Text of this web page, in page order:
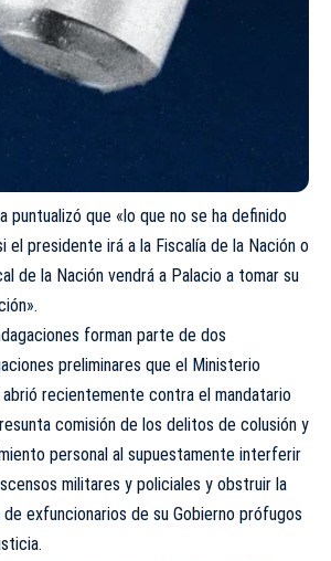
puntualizó que «lo que no se ha definido
el presidente irá a la Fiscalía de la Nación o
de la Nación vendrá a Palacio a tomar su
forman parte de dos
preliminares que el Ministerio
recientemente contra el mandatario
comisión de los delitos de colusión y
personal al supuestamente interferir
militares y policiales y obstruir la
exfuncionarios de su Gobierno prófugos